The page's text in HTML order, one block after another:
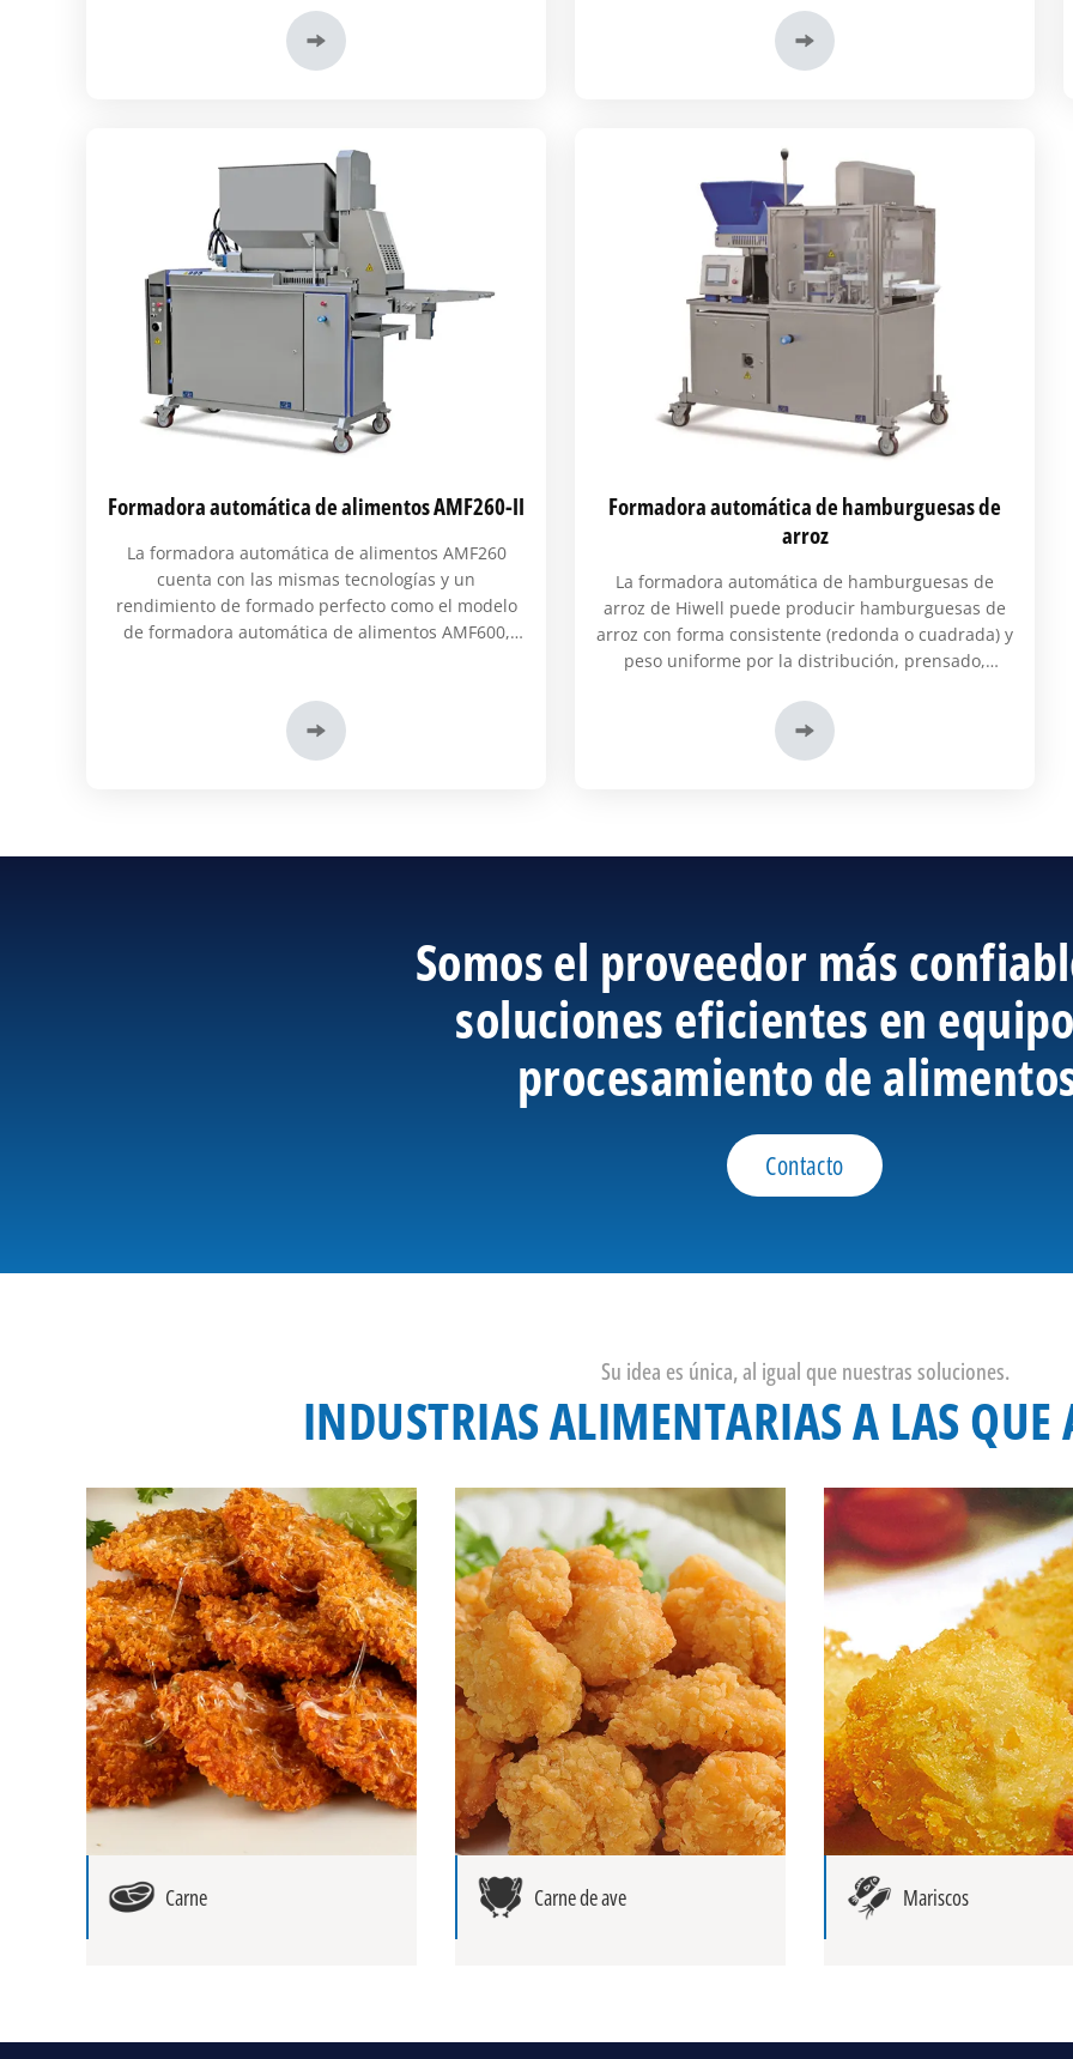
Formadora automática de alimentos AMF260-II
La formadora automática de alimentos AMF260
cuenta con las mismas tecnologías y un
rendimiento de formado perfecto como el modelo
de formadora automática de alimentos AMF600,
Formadora automática de hamburguesas de
arroz
La formadora automática de hamburguesas de
arroz de Hiwell puede producir hamburguesas de
arroz con forma consistente (redonda o cuadrada) y
peso uniforme por la distribución, prensado,
guisantes, maiz, zanahorias u otros gránulos
vegetales que se pueden agregar para producir
hamburguesas de arroz mixtas nutritivas...
Somos el proveedor más
soluciones eficientes en
procesamiento de
Contacto
Su idea es única, al igual que nuestras soluciones.
INDUSTRIAS ALIMENTARIAS A LAS QUE
Carne Carne de ave Mariscos